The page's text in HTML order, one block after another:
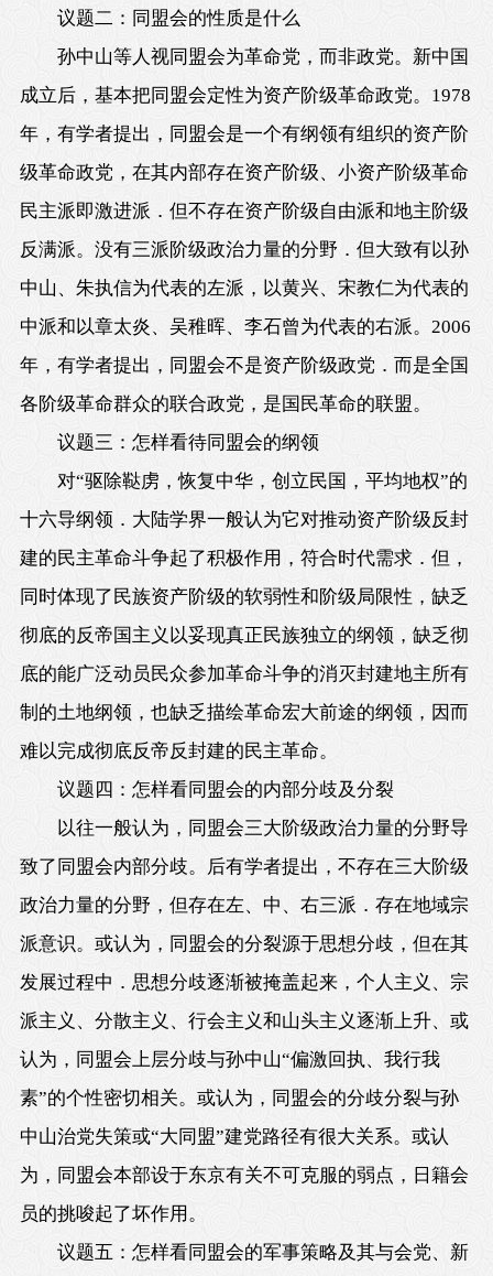
议题二：同盟会的性质是什么
孙中山等人视同盟会为革命党，而非政党。新中国
成立后，基本把同盟会定性为资产阶级革命政党。1978
年，有学者提出，同盟会是一个有纲领有组织的资产阶
级革命政党，在其内部存在资产阶级、小资产阶级革命
民主派即激进派．但不存在资产阶级自由派和地主阶级
反满派。没有三派阶级政治力量的分野．但大致有以孙
中山、朱执信为代表的左派，以黄兴、宋教仁为代表的
中派和以章太炎、吴稚晖、李石曾为代表的右派。2006
年，有学者提出，同盟会不是资产阶级政党．而是全国
各阶级革命群众的联合政党，是国民革命的联盟。
议题三：怎样看待同盟会的纲领
对“驱除鞑虏，恢复中华，创立民国，平均地权”的
十六导纲领．大陆学界一般认为它对推动资产阶级反封
建的民主革命斗争起了积极作用，符合时代需求．但，
同时体现了民族资产阶级的软弱性和阶级局限性，缺乏
彻底的反帝国主义以妥现真正民族独立的纲领，缺乏彻
底的能广泛动员民众参加革命斗争的消灭封建地主所有
制的土地纲领，也缺乏描绘革命宏大前途的纲领，因而
难以完成彻底反帝反封建的民主革命。
议题四：怎样看同盟会的内部分歧及分裂
以往一般认为，同盟会三大阶级政治力量的分野导
致了同盟会内部分歧。后有学者提出，不存在三大阶级
政治力量的分野，但存在左、中、右三派．存在地域宗
派意识。或认为，同盟会的分裂源于思想分歧，但在其
发展过程中．思想分歧逐渐被掩盖起来，个人主义、宗
派主义、分散主义、行会主义和山头主义逐渐上升、或
认为，同盟会上层分歧与孙中山“偏激回执、我行我
素”的个性密切相关。或认为，同盟会的分歧分裂与孙
中山治党失策或“大同盟”建党路径有很大关系。或认
为，同盟会本部设于东京有关不可克服的弱点，日籍会
员的挑唆起了坏作用。
议题五：怎样看同盟会的军事策略及其与会党、新